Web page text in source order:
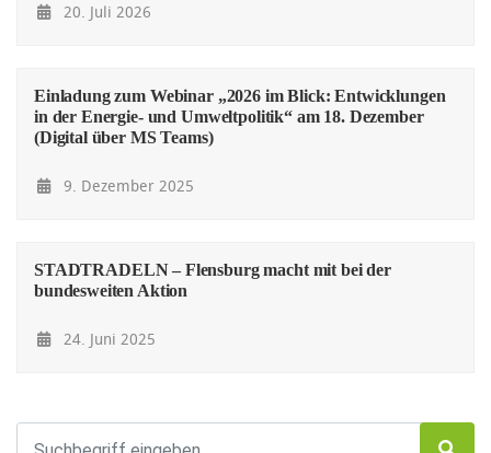
20. Juli 2026
Einladung zum Webinar „2026 im Blick: Entwicklungen
in der Energie- und Umweltpolitik“ am 18. Dezember
(Digital über MS Teams)
9. Dezember 2025
STADTRADELN – Flensburg macht mit bei der
bundesweiten Aktion
24. Juni 2025